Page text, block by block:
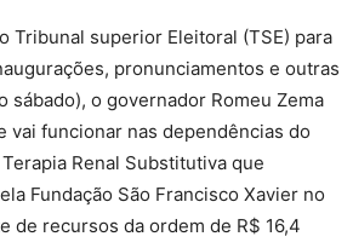
Tribunal superior Eleitoral (TSE) para
pronunciamentos e outras
o governador Romeu Zema
vai funcionar nas dependências do
Renal Substitutiva que
Fundação São Francisco Xavier no
de recursos da ordem de R$ 16,4